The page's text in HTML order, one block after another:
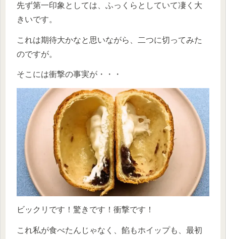
先ず第一印象としては、ふっくらとしていて凄く大
きいです。
これは期待大かなと思いながら、二つに切ってみた
のですが。
そこには衝撃の事実が・・・
ビックリです！驚きです！衝撃です！
これ私が食べたんじゃなく、餡もホイップも、最初